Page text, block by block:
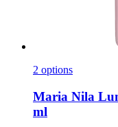
2 options
Maria Nila
ml